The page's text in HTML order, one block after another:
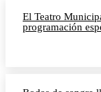
El Teatro
programación